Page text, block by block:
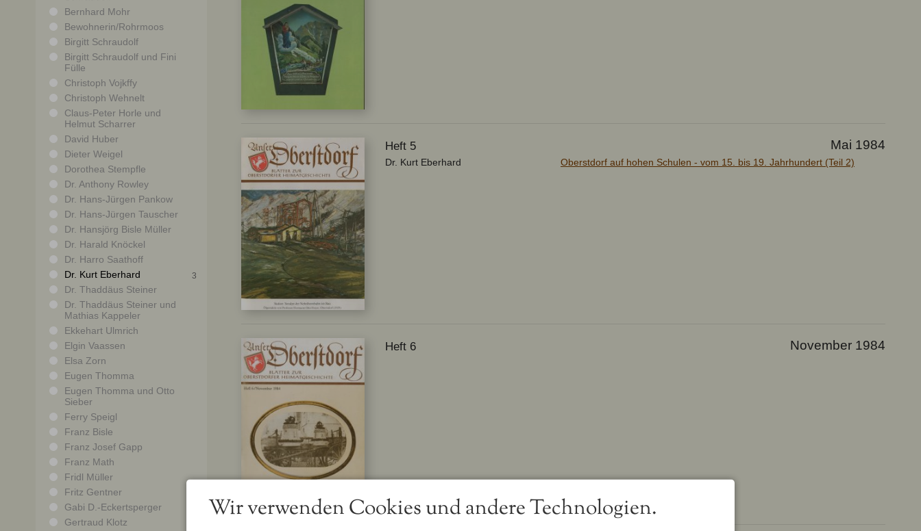
Bernhard Mohr
Bewohnerin/Rohrmoos
Birgitt Schraudolf
Birgitt Schraudolf und Fini
Fülle
Christoph Vojkffy
Christoph Wehnelt
Claus-Peter Horle und
Helmut Scharrer
David Huber
Dieter Weigel
Dorothea Stempfle
Dr. Anthony Rowley
Dr. Hans-Jürgen Pankow
Dr. Hans-Jürgen Tauscher
Dr. Hansjörg Bisle Müller
Dr. Harald Knöckel
Dr. Harro Saathoff
Dr. Kurt Eberhard
3
Dr. Thaddäus Steiner
Dr. Thaddäus Steiner und
Mathias Kappeler
Ekkehart Ulmrich
Elgin Vaassen
Elsa Zorn
Eugen Thomma
Eugen Thomma und Otto
Sieber
Ferry Speigl
Franz Bisle
Franz Josef Gapp
Franz Math
Fridl Müller
Fritz Gentner
Gabi D.-Eckertsperger
Gertraud Klotz
Heft 5 Mai 1984
Dr. Kurt Eberhard Oberstdorf auf hohen Schulen - vom 15. bis 19. Jahrhundert (Teil 2)
Heft 6 November 1984
Wir verwenden Cookies und andere Technologien.